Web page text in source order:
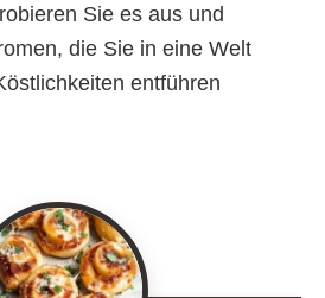
Sie es aus und
die Sie in eine Welt
entführen